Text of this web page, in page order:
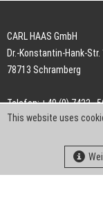
CARL HAAS GmbH
Dr.-Konstantin-Hank-Str.
78713 Schramberg
Telefon: +49 (0) 7422 .
Telefax: +49 (0) 7422 .
info-ch@kern-
This website uses